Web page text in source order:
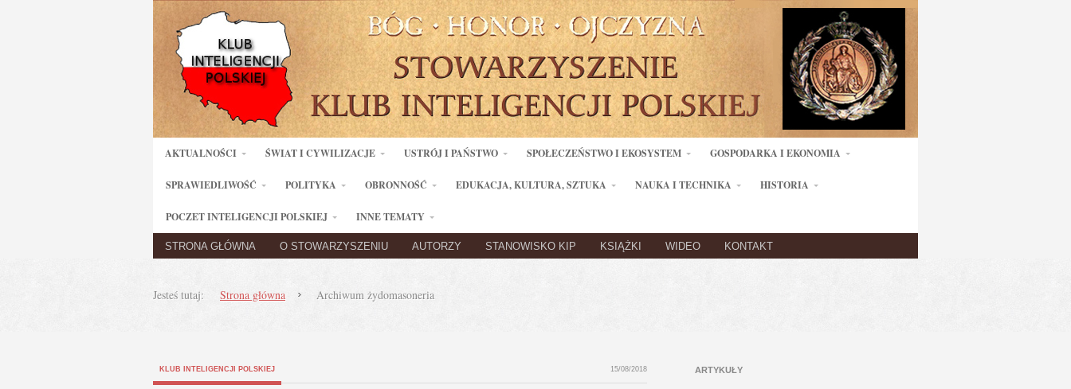
AKTUALNOŚCI ŚWIAT I CYWILIZACJE USTRÓJ I PAŃSTWO SPOŁECZEŃSTWO I EKOSYSTEM GOSPODARKA I EKONOMIA
SPRAWIEDLIWOŚĆ POLITYKA OBRONNOŚĆ EDUKACJA, KULTURA, SZTUKA NAUKA I TECHNIKA HISTORIA
POCZET INTELIGENCJI POLSKIEJ INNE TEMATY
STRONA GŁÓWNA O STOWARZYSZENIU AUTORZY STANOWISKO KIP KSIĄŻKI WIDEO KONTAKT
Jesteś tutaj: Strona główna Archiwum żydomasoneria
KLUB INTELIGENCJI POLSKIEJ 15/08/2018 ARTYKUŁY